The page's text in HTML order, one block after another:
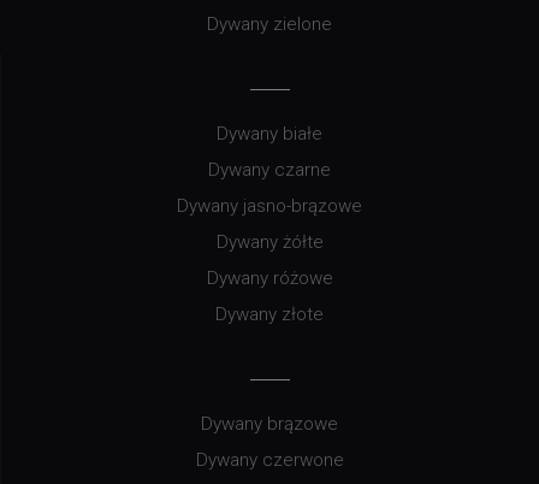
Dywany zielone
Dywany białe
Dywany czarne
Dywany jasno-brązowe
Dywany żółte
Dywany różowe
Dywany złote
Dywany brązowe
Dywany czerwone